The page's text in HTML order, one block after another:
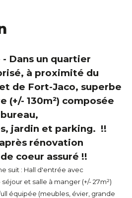
Dans un quartier
à proximité du
de Fort-Jaco, superbe
(+/- 130m²) composée
jardin et parking. !!
rénovation
coeur assuré !!
suit : Hall d'entrée avec
et salle à manger (+/- 27m²)
équipée (meubles, évier, grande